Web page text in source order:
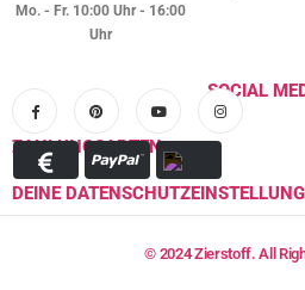
Mo. - Fr. 10:00 Uhr - 16:00
Uhr
SOCIAL
ZAHLUNGSARTEN
DEINE
© 2024 Zierstoff. All